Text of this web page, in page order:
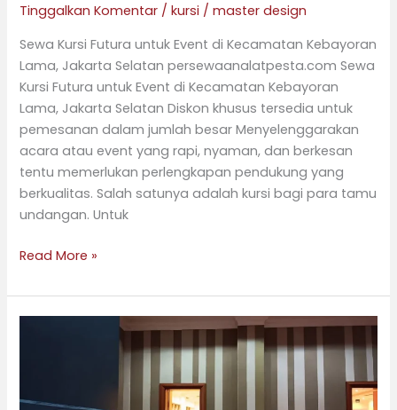
Tinggalkan Komentar /kursi /master design
Sewa Kursi Futura untuk Event di Kecamatan Kebayoran
Lama, Jakarta Selatan persewaanalatpesta.com Sewa
Kursi Futura untuk Event di Kecamatan Kebayoran
Lama, Jakarta Selatan Diskon khusus tersedia untuk
pemesanan dalam jumlah besar Menyelenggarakan
acara atau event yang rapi, nyaman, dan berkesan
tentu memerlukan perlengkapan pendukung yang
berkualitas. Salah satunya adalah kursi bagi para tamu
undangan. Untuk
Read More »